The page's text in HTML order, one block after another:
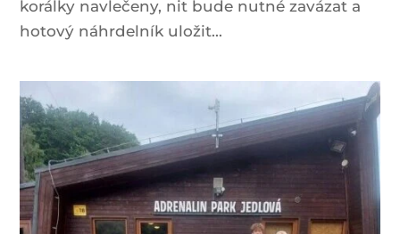
korálky navlečeny, nit bude nutné zavázat a
hotový náhrdelník uložit...